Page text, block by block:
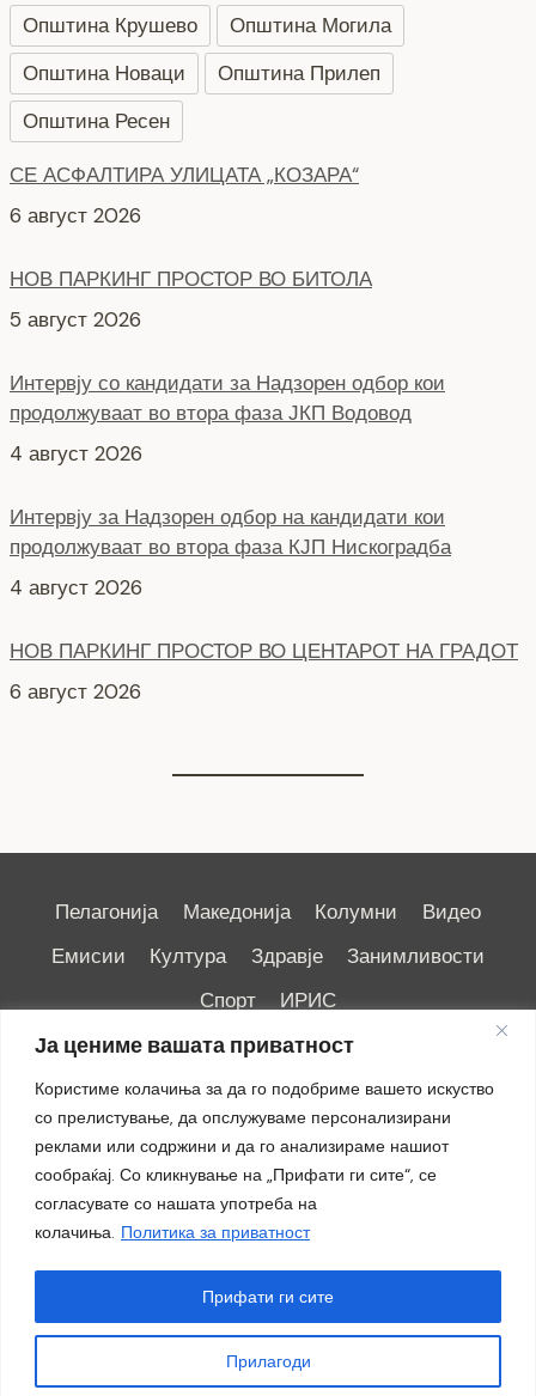
Ја цениме вашата приватност
Користиме колачиња за да го подобриме вашето искуство
со прелистување, да опслужуваме персонализирани
реклами или содржини и да го анализираме нашиот
сообраќај. Со кликнување на „Прифати ги сите“, се
согласувате со нашата употреба на
колачиња. Политика за приватност
Прилагоди
Прифати ги сите
Општина Крушево
Општина Могила
Општина Новаци
Општина Прилеп
Општина Ресен
НОВ ПАРКИНГ ПРОСТОР ВО БИТОЛА
5 август 2026
Интервју со кандидати за Надзорен одбор кои
продолжуваат во втора фаза ЈКП Водовод
Интервју за Надзорен одбор на кандидати кои
продолжуваат во втора фаза КЈП Нискоградба
НОВ ПАРКИНГ ПРОСТОР ВО ЦЕНТАРОТ НА ГРАДОТ
6 август 2026
СЕ АСФАЛТИРА УЛИЦАТА „КОЗАРА“
6 август 2026
Пелагонија Македонија Колумни
Видео
Емисии
Култура Здравје
Занимливости
Спорт
ИРИС
Импресум|Маркетинг